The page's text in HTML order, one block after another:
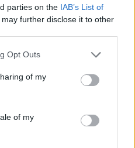
parties on the IAB’s List of
may further disclose it to other
Opt Outs
of my
of my